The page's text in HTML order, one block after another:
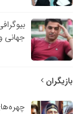
جهانی
بازیگران